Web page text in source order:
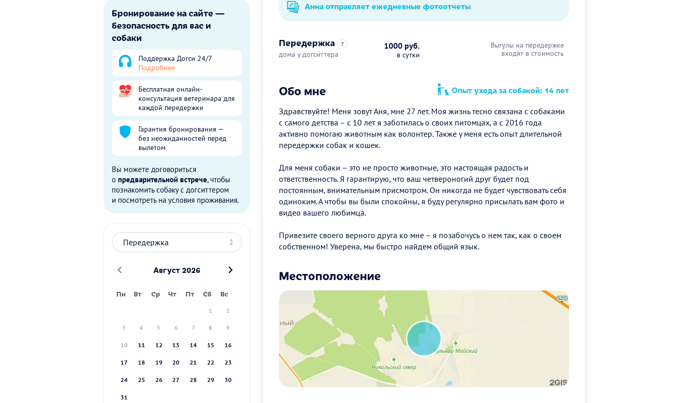
Бронирование на сайте —
безопасность для вас и
собаки
Поддержка Догси 24/7
Подробнее
Бесплатная онлайн-
консультация ветеринара для
каждой передержки
Гарантия бронирования —
без неожиданностей перед
вылетом
Вы можете договориться
о предварительной встрече, чтобы
познакомить собаку с догситтером
и посмотреть на условия проживания.
Август 2026
Пн Вт Ср Чт Пт Сб Вс
1 2
3 4 5 6 7 8 9
10 11 12 13 14 15 16
17 18 19 20 21 22 23
24 25 26 27 28 29 30
31
Анна отправляет ежедневные фотоотчеты
Передержка ?
дома у догситтера
1000 руб.
в сутки
Выгулы на передержке
входят в стоимость
Обо мне Опыт ухода за собакой: 14 лет
Здравствуйте! Меня зовут Аня, мне 27 лет. Моя жизнь тесно связана с собаками
с самого детства – с 10 лет я заботилась о своих питомцах, а с 2016 года
активно помогаю животным как волонтер. Также у меня есть опыт длительной
передержки собак и кошек.
Для меня собаки – это не просто животные, это настоящая радость и
ответственность. Я гарантирую, что ваш четвероногий друг будет под
постоянным, внимательным присмотром. Он никогда не будет чувствовать себя
одиноким. А чтобы вы были спокойны, я буду регулярно присылать вам фото и
видео вашего любимца.
Привезите своего верного друга ко мне – я позабочусь о нем так, как о своем
собственном! Уверена, мы быстро найдем общий язык.
Местоположение